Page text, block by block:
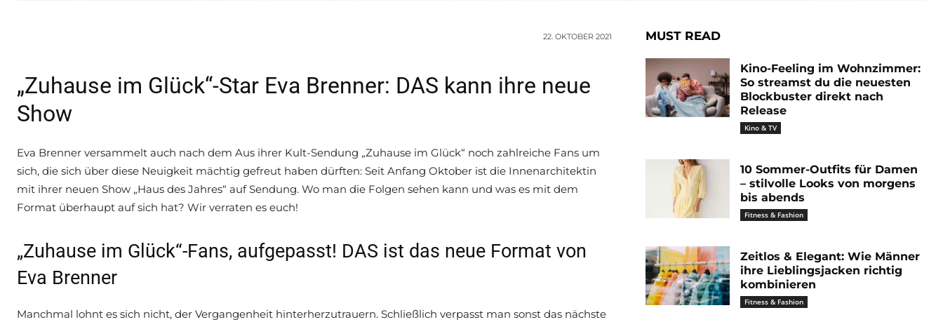
22. OKTOBER 2021
„Zuhause im Glück“-Star Eva Brenner: DAS kann ihre neue
Show
Eva Brenner versammelt auch nach dem Aus ihrer Kult-Sendung „Zuhause im Glück“ noch zahlreiche Fans um
sich, die sich über diese Neuigkeit mächtig gefreut haben dürften: Seit Anfang Oktober ist die Innenarchitektin
mit ihrer neuen Show „Haus des Jahres“ auf Sendung. Wo man die Folgen sehen kann und was es mit dem
Format überhaupt auf sich hat? Wir verraten es euch!
„Zuhause im Glück“-Fans, aufgepasst! DAS ist das neue Format von
Eva Brenner
Manchmal lohnt es sich nicht, der Vergangenheit hinterherzutrauern. Schließlich verpasst man sonst das nächste
MUST READ
Kino-Feeling im Wohnzimmer:
So streamst du die neuesten
Blockbuster direkt nach
Release
Kino & TV
10 Sommer-Outfits für Damen
– stilvolle Looks von morgens
bis abends
Fitness & Fashion
Zeitlos & Elegant: Wie Männer
ihre Lieblingsjacken richtig
kombinieren
Fitness & Fashion